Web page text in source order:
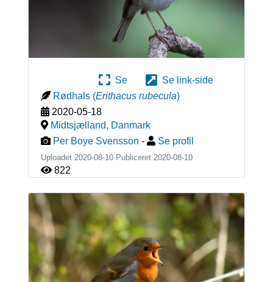
Se
Se link-side
Rødhals (Erithacus rubecula)
2020-05-18
Midtsjælland, Danmark
Per Boye Svensson - Se profil
Uploadet 2020-08-10 Publiceret 2020-08-10
822